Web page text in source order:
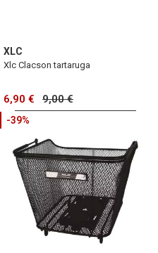
XLC
Xlc Clacson tartaruga
6,90 € 9,00 €
-39%